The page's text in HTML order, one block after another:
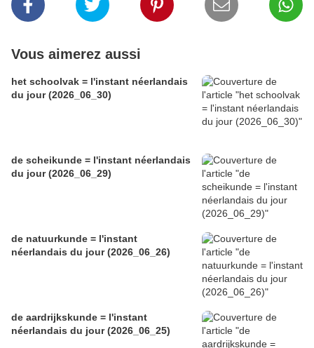
Vous aimerez aussi
het schoolvak = l'instant néerlandais
du jour (2026_06_30)
de scheikunde = l'instant néerlandais
du jour (2026_06_29)
de natuurkunde = l'instant
néerlandais du jour (2026_06_26)
de aardrijkskunde = l'instant
néerlandais du jour (2026_06_25)